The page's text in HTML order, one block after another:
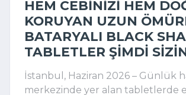
HEM CEBINIZI HEM
KORUYAN UZUN
BATARYALI BLACK
TABLETLER ŞIMDI
İstanbul, Haziran 2026 – Günlük
merkezinde yer alan tabletlerde